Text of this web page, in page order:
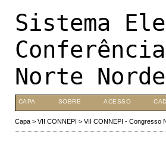
Sistema
Norte
CAPA SOBRE ACESSO
Capa> VII CONNEPI > VII CONNEPI - Congresso